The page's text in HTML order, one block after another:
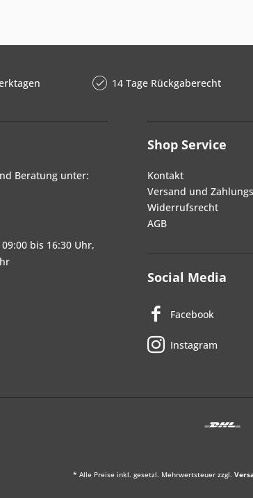
14 Tage Rückgaberecht
Beratung unter:
bis 16:30 Uhr,
Shop Service
Kontakt
Versand und
Widerrufsrecht
AGB
Social Media
Facebook
Instagram
* Alle Preise inkl. gesetzl. Mehrwertsteuer zzgl.